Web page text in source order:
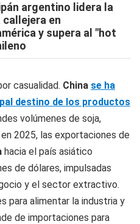
argentino lidera la
callejera en
y supera al "hot
casualidad. China se ha
destino de los productos
volúmenes de soja,
2025, las exportaciones de
hacia el país asiático
de dólares, impulsadas
y el sector extractivo.
para alimentar la industria y
de importaciones para